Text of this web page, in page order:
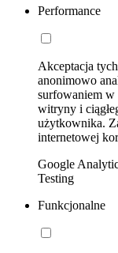
Performance
Akceptacja
anonimowo
surfowaniem w
witryny i
użytkownika.
internetowej
Google
Testing
Funkcjonalne